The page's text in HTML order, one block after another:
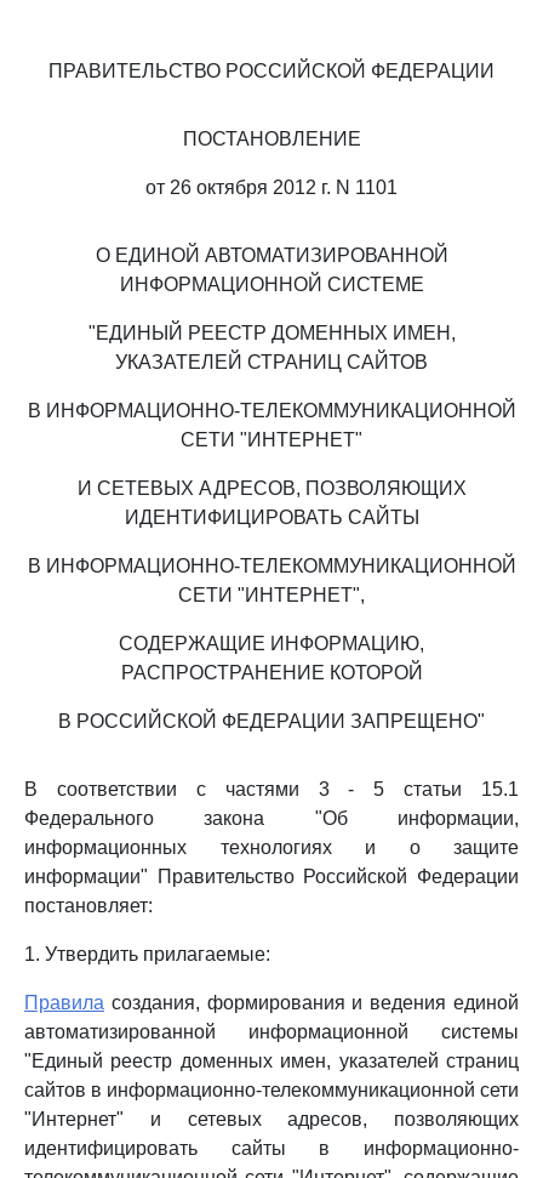
ПРАВИТЕЛЬСТВО РОССИЙСКОЙ ФЕДЕРАЦИИ
ПОСТАНОВЛЕНИЕ
от 26 октября 2012 г. N 1101
О ЕДИНОЙ АВТОМАТИЗИРОВАННОЙ
ИНФОРМАЦИОННОЙ СИСТЕМЕ
"ЕДИНЫЙ РЕЕСТР ДОМЕННЫХ ИМЕН,
УКАЗАТЕЛЕЙ СТРАНИЦ САЙТОВ
В ИНФОРМАЦИОННО-ТЕЛЕКОММУНИКАЦИОННОЙ
СЕТИ "ИНТЕРНЕТ"
И СЕТЕВЫХ АДРЕСОВ, ПОЗВОЛЯЮЩИХ
ИДЕНТИФИЦИРОВАТЬ САЙТЫ
В ИНФОРМАЦИОННО-ТЕЛЕКОММУНИКАЦИОННОЙ
СЕТИ "ИНТЕРНЕТ",
СОДЕРЖАЩИЕ ИНФОРМАЦИЮ,
РАСПРОСТРАНЕНИЕ КОТОРОЙ
В РОССИЙСКОЙ ФЕДЕРАЦИИ ЗАПРЕЩЕНО"
В соответствии с частями 3 - 5 статьи 15.1
Федерального закона "Об информации,
информационных технологиях и о защите
информации" Правительство Российской Федерации
постановляет:
1. Утвердить прилагаемые:
Правила создания, формирования и ведения единой
автоматизированной информационной системы
"Единый реестр доменных имен, указателей страниц
сайтов в информационно-телекоммуникационной сети
"Интернет" и сетевых адресов, позволяющих
идентифицировать сайты в информационно-